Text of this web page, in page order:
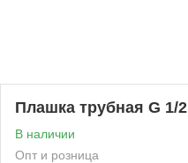
Плашка трубная G 1/2
В наличии
Опт и розница